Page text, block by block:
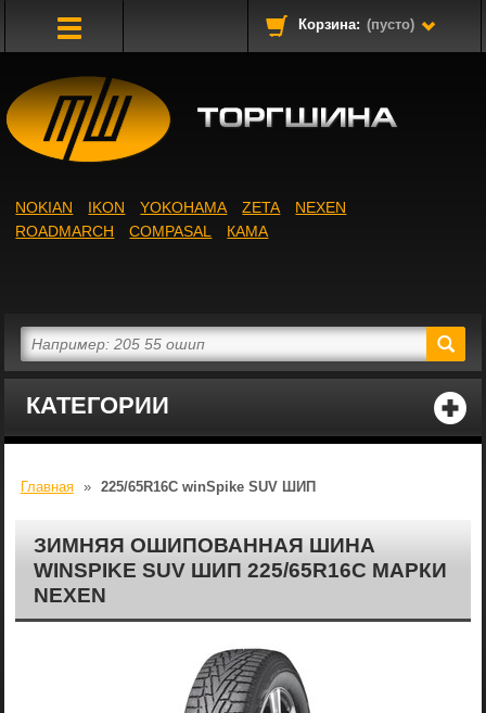
Корзина: (пусто)
КАТЕГОРИИ
NOKIAN IKON YOKOHAMA ZETA
NEXEN
ROADMARCH
COMPASAL КАМА
Главная » 225/65R16C winSpike SUV ШИП
ЗИМНЯЯ ОШИПОВАННАЯ ШИНА
WINSPIKE SUV ШИП 225/65R16C МАРКИ
NEXEN